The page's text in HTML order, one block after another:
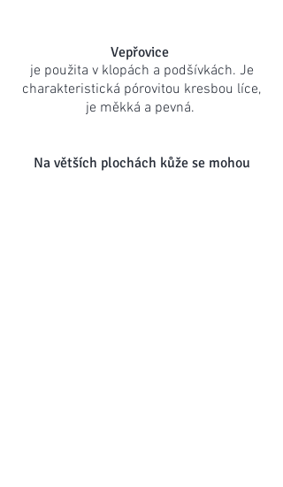
Vepřovice
je použita v klopách a podšívkách. Je
charakteristická pórovitou kresbou líce,
je měkká a pevná.
Na větších plochách kůže se mohou